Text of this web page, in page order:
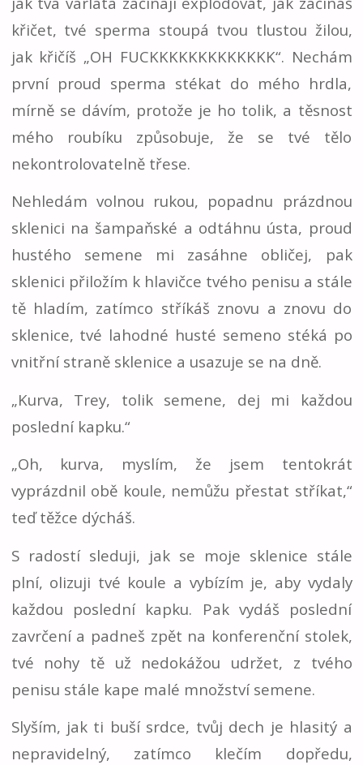
křičet, tvé sperma stoupá tvou tlustou žilou,
jak křičíš „OH FUCKKKKKKKKKKKKK“. Nechám
první proud sperma stékat do mého hrdla,
mírně se dávím, protože je ho tolik, a těsnost
mého roubíku způsobuje, že se tvé tělo
nekontrolovatelně třese.
Nehledám volnou rukou, popadnu prázdnou
sklenici na šampaňské a odtáhnu ústa, proud
hustého semene mi zasáhne obličej, pak
sklenici přiložím k hlavičce tvého penisu a stále
tě hladím, zatímco stříkáš znovu a znovu do
sklenice, tvé lahodné husté semeno stéká po
vnitřní straně sklenice a usazuje se na dně.
„Kurva, Trey, tolik semene, dej mi každou
poslední kapku.“
„Oh, kurva, myslím, že jsem tentokrát
vyprázdnil obě koule, nemůžu přestat stříkat,“
teď těžce dýcháš.
S radostí sleduji, jak se moje sklenice stále
plní, olizuji tvé koule a vybízím je, aby vydaly
každou poslední kapku. Pak vydáš poslední
zavrčení a padneš zpět na konferenční stolek,
tvé nohy tě už nedokážou udržet, z tvého
penisu stále kape malé množství semene.
Slyším, jak ti buší srdce, tvůj dech je hlasitý a
nepravidelný, zatímco klečím dopředu,